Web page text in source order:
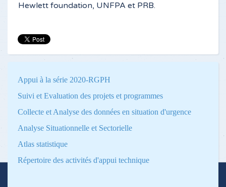
Hewlett foundation, UNFPA et PRB.
Appui à la série 2020-RGPH
Suivi et Evaluation des projets et programmes
Collecte et Analyse des données en situation d'urgence
Analyse Situationnelle et Sectorielle
Atlas statistique
Répertoire des activités d'appui technique